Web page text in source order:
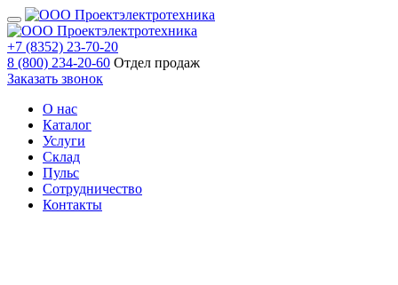
+7 (8352) 23-70-20
8 (800) 234-20-60 Отдел продаж
Заказать звонок
О нас
Каталог
Услуги
Склад
Пульс
Сотрудничество
Контакты